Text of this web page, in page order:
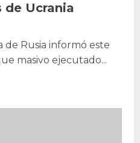
Ucrania
de Rusia informó este
masivo ejecutado...